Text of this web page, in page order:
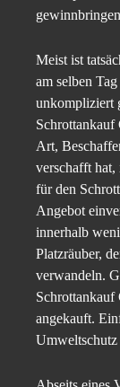
Meist ist
am selben
unkompliziert
Schrottankauf
Art,
verschafft
für den
Angebot
innerhalb
Platzräuber,
verwandeln.
Schrottankauf
angekauft.